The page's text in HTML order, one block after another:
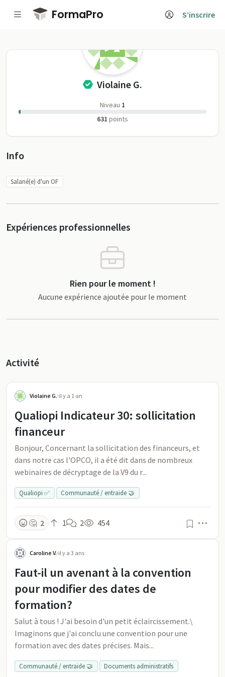
Passer au contenu principal
FormaPro S’inscrire
Violaine G. sur
Violaine G.
Niveau 1
631 points
Profil
Info
Salarié(e) d'un OF
Expériences professionnelles
Rien pour le moment !
Aucune expérience ajoutée pour le moment
Activité
Violaine G.·il y a 1 an
Qualiopi Indicateur 30: sollicitation
financeur
Bonjour, Concernant la sollicitation des financeurs, et
dans notre cas l'OPCO, il a été dit dans de nombreux
webinaires de décryptage de la V9 du r...
Qualiopi ✅ Communauté / entraide 🤝
🤔 2 1 2 454
Caroline V.·il y a 3 ans
Faut-il un avenant à la convention
pour modifier des dates de
formation?
Salut à tous ! J'ai besoin d'un petit éclaircissement.\
Imaginons que j'ai conclu une convention pour une
formation avec des dates précises. Mais...
Communauté / entraide 🤝 Documents administratifs